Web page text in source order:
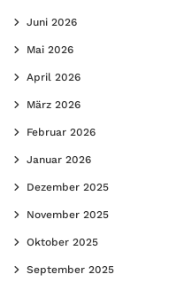
Juni 2026
Mai 2026
April 2026
März 2026
Februar 2026
Januar 2026
Dezember 2025
November 2025
Oktober 2025
September 2025